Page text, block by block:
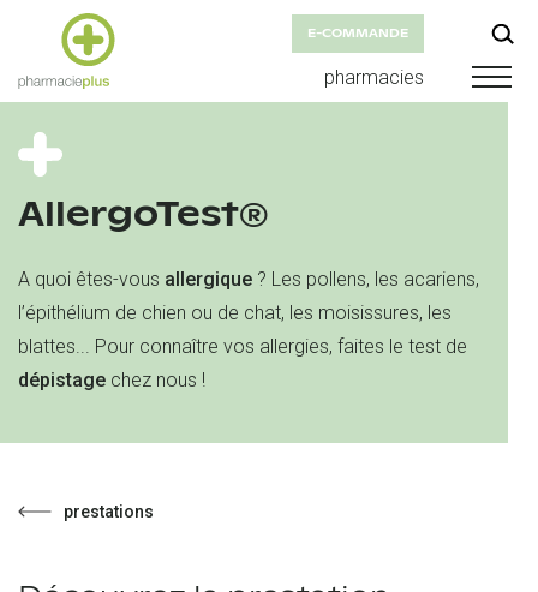
E-COMMANDE
pharmacies
AllergoTest®
A quoi êtes-vous allergique ? Les pollens, les acariens,
l’épithélium de chien ou de chat, les moisissures, les
blattes... Pour connaître vos allergies, faites le test de
dépistage chez nous !
prestations